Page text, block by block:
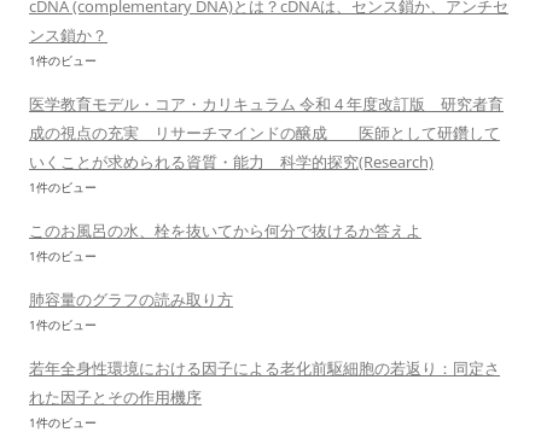
cDNA (complementary DNA)とは？cDNAは、センス鎖か、アンチセ
ンス鎖か？
1件のビュー
医学教育モデル・コア・カリキュラム 令和 4 年度改訂版 研究者育
成の視点の充実 リサーチマインドの醸成 医師として研鑽して
いくことが求められる資質・能力 科学的探究(Research)
1件のビュー
このお風呂の水、栓を抜いてから何分で抜けるか答えよ
1件のビュー
肺容量のグラフの読み取り方
1件のビュー
若年全身性環境における因子による老化前駆細胞の若返り：同定さ
れた因子とその作用機序
1件のビュー